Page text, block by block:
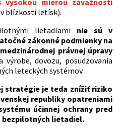
blízkosti letísk).
lietadlami nie sú v
zákonné podmienky na
právnej úpravy
dovozu, posudzovania
leteckých systémov.
stratégie je teda znížiť riziko
republiky opatreniami
účinnej ochrany pred
bezpilotných lietadiel.